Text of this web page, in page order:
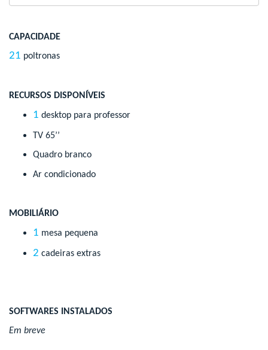
CAPACIDADE
21 poltronas
RECURSOS DISPONÍVEIS
1 desktop para professor
TV 65’’
Quadro branco
Ar condicionado
MOBILIÁRIO
1 mesa pequena
2 cadeiras extras
SOFTWARES INSTALADOS
Em breve